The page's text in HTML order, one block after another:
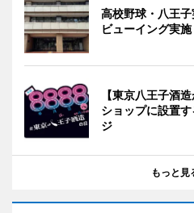
高校野球・八王
ビューイング実
【東京八王子酒
ショップに設置
ジ
もっと見